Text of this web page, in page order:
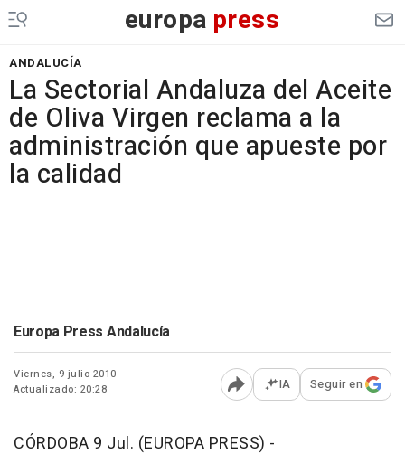
europa press
ANDALUCÍA
La Sectorial Andaluza del Aceite
de Oliva Virgen reclama a la
administración que apueste por
la calidad
Europa Press Andalucía
Viernes, 9 julio 2010
Actualizado: 20:28
Abrir opciones para
IA Seguir en
CÓRDOBA 9 Jul. (EUROPA PRESS) -